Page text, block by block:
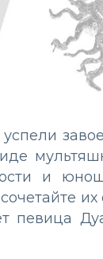
и
певица